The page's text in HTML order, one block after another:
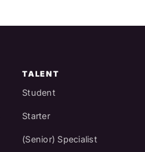
TALENT
Student
Starter
(Senior) Specialist